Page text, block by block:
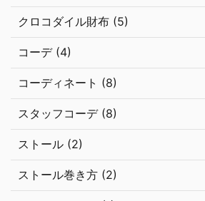
クロコダイル財布 (5)
コーデ (4)
コーディネート (8)
スタッフコーデ (8)
ストール (2)
ストール巻き方 (2)